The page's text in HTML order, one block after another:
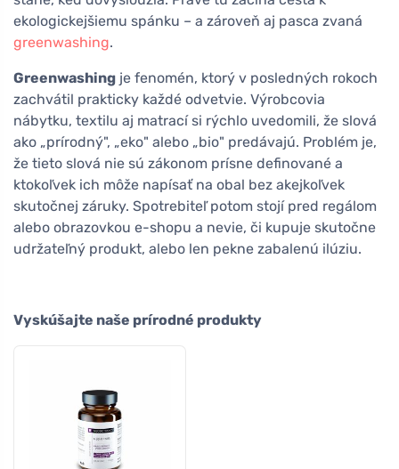
ekologickejšiemu spánku – a zároveň aj pasca zvaná
greenwashing.
Greenwashing je fenomén, ktorý v posledných rokoch
zachvátil prakticky každé odvetvie. Výrobcovia
nábytku, textilu aj matrací si rýchlo uvedomili, že slová
ako „prírodný", „eko" alebo „bio" predávajú. Problém je,
že tieto slová nie sú zákonom prísne definované a
ktokoľvek ich môže napísať na obal bez akejkoľvek
skutočnej záruky. Spotrebiteľ potom stojí pred regálom
alebo obrazovkou e-shopu a nevie, či kupuje skutočne
udržateľný produkt, alebo len pekne zabalenú ilúziu.
Vyskúšajte naše prírodné produkty